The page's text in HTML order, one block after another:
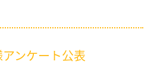
ンケート公表